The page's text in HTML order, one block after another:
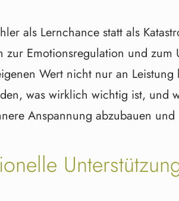
als Lernchance statt als
zur Emotionsregulation und zum
Wert nicht nur an Leistung
was wirklich wichtig ist, und
Anspannung abzubauen